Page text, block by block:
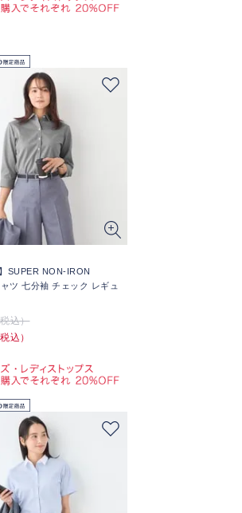
】SUPER NON-IRON
ツ 七分袖 チェック レギュ
込）
込）